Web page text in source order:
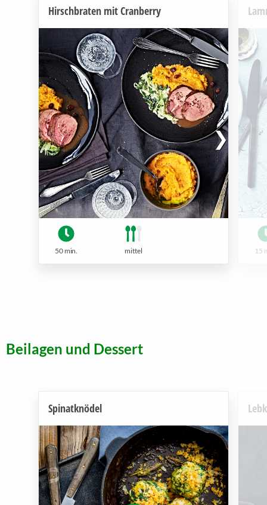
Hirschbraten mit Cranberry
50 min. mittel 15
Beilagen und Dessert
Spinatknödel